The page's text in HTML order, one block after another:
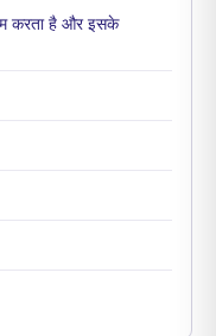
करता है और इसके